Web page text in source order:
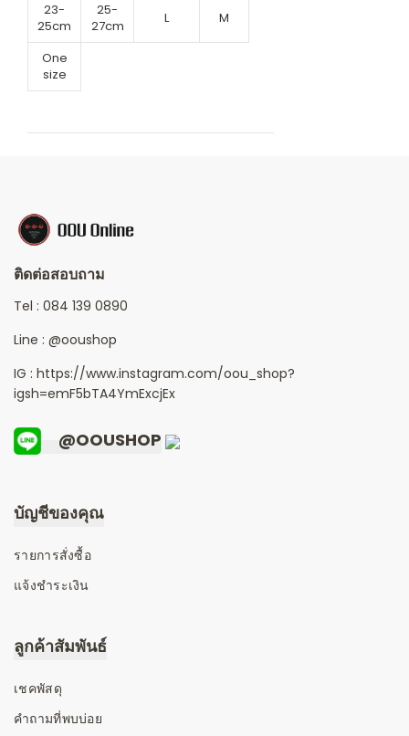
23-
25cm
25-
27cm
L M
One
size
ติดต่อสอบถาม
Tel : 084 139 0890
Line : @ooushop
IG : https://www.instagram.com/oou_shop?
igsh=emF5bTA4YmExcjEx
@OOUSHOP
บัญชีของคุณ
รายการสั่งซื้อ
แจ้งชำระเงิน
ลูกค้าสัมพันธ์
เชคพัสดุ
คำถามที่พบบ่อย